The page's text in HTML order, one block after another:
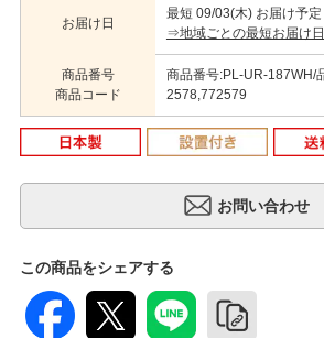
お届け日
最短 09/03(木) お届け予定
⇒地域ごとの最短お届け
商品番号
商品コード
商品番号:PL-UR-187WH/
2578,772579
この商品をシェアする